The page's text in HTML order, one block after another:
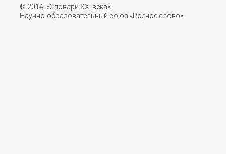
© 2014, «Словари XXI векa»,
Научно-образовательный союз «Родное слово»